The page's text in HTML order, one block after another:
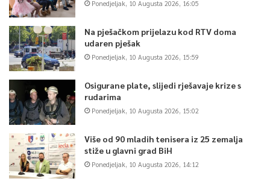
Ponedjeljak, 10 Augusta 2026, 16:05
Na pješačkom prijelazu kod RTV doma
udaren pješak
Ponedjeljak, 10 Augusta 2026, 15:59
Osigurane plate, slijedi rješavaje krize s
rudarima
Ponedjeljak, 10 Augusta 2026, 15:02
Više od 90 mladih tenisera iz 25 zemalja
stiže u glavni grad BiH
Ponedjeljak, 10 Augusta 2026, 14:12